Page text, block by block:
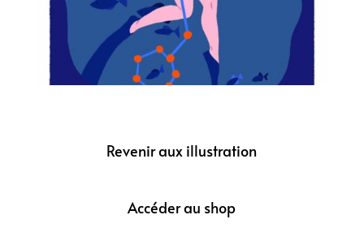
Revenir aux illustration
Accéder au shop